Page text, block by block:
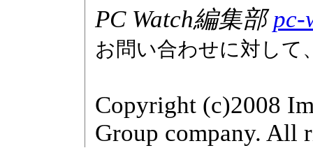
PC Watch編集部pc-
お問い合わせに対して
Copyright (c)2008
Group company. All